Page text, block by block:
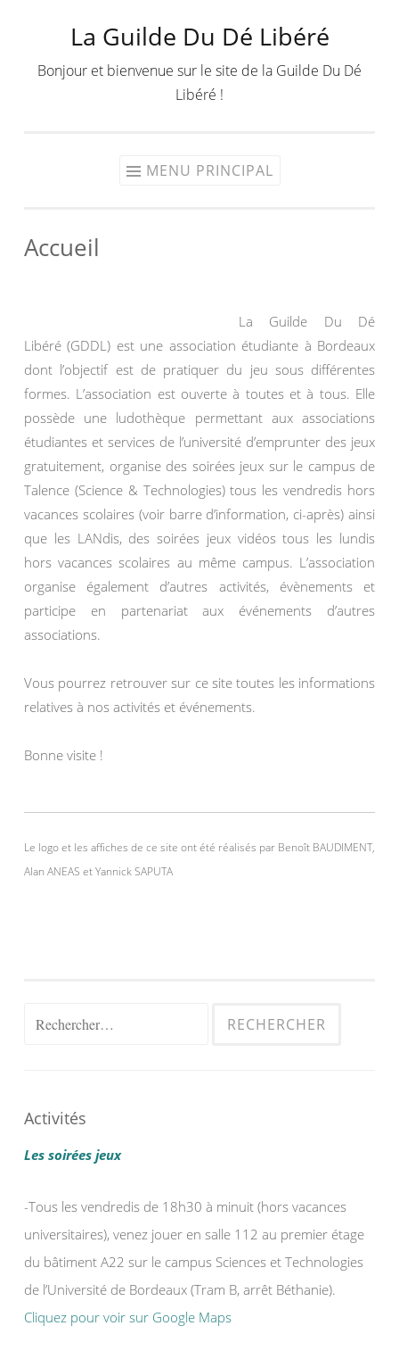
contenu
La Guilde Du Dé Libéré
Bonjour et bienvenue sur le site de la Guilde Du Dé
Libéré !
MENU PRINCIPAL
Accueil
La Guilde Du Dé
Libéré (GDDL) est une association étudiante à Bordeaux
dont l’objectif est de pratiquer du jeu sous différentes
formes. L’association est ouverte à toutes et à tous. Elle
possède une ludothèque permettant aux associations
étudiantes et services de l’université d’emprunter des jeux
gratuitement, organise des soirées jeux sur le campus de
Talence (Science & Technologies) tous les vendredis hors
vacances scolaires (voir barre d’information, ci-après) ainsi
que les LANdis, des soirées jeux vidéos tous les lundis
hors vacances scolaires au même campus. L’association
organise également d’autres activités, évènements et
participe en partenariat aux événements d’autres
associations.
Vous pourrez retrouver sur ce site toutes les informations
relatives à nos activités et événements.
Bonne visite !
Le logo et les affiches de ce site ont été réalisés par Benoît BAUDIMENT,
Alan ANEAS et Yannick SAPUTA
Rechercher :
Activités
Les soirées jeux
-Tous les vendredis de 18h30 à minuit (hors vacances
universitaires), venez jouer en salle 112 au premier étage
du bâtiment A22 sur le campus Sciences et Technologies
de l’Université de Bordeaux (Tram B, arrêt Béthanie).
Cliquez pour voir sur Google Maps